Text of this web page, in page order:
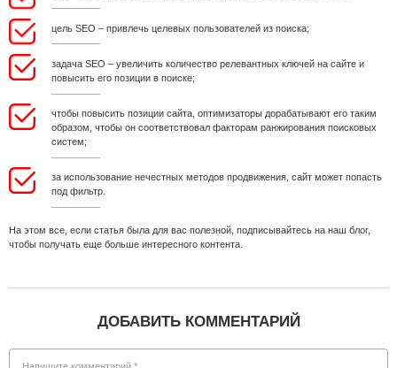
цель SEO – привлечь целевых пользователей из поиска;
задача SEO – увеличить количество релевантных ключей на сайте и
повысить его позиции в поиске;
чтобы повысить позиции сайта, оптимизаторы дорабатывают его таким
образом, чтобы он соответствовал факторам ранжирования поисковых
систем;
за использование нечестных методов продвижения, сайт может попасть
под фильтр.
На этом все, если статья была для вас полезной, подписывайтесь на наш блог,
чтобы получать еще больше интересного контента.
ДОБАВИТЬ КОММЕНТАРИЙ